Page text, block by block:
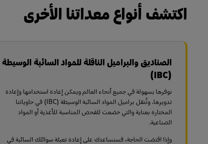
اكتشف أنواع معداتنا الأخرى
الصناديق والبراميل الناقلة للمواد السائبة الوسيطة
(IBC)
نوفرها بسهولة في جميع أنحاء العالم ويمكن إعادة استخدامها وإعادة
تدويرها. وتُنقل براميل المواد السائبة الوسيطة (IBC) في حاوياتنا
المختارة بعناية والتي خضعت للفحص المناسبة للأغذية أو المواد
الصناعية.
وإذا اقتضت الحاجة، فسنساعدك على إعادة تعبئة سوائلك السائبة في